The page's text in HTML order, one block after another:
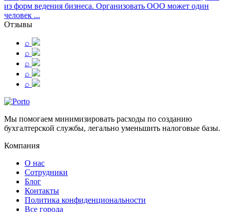
из форм ведения бизнеса. Организовать ООО может один
человек ...
Отзывы
⌕
⌕
⌕
⌕
⌕
Мы помогаем минимизировать расходы по созданию
бухгалтерской службы, легально уменьшить налоговые базы.
Компания
О нас
Сотрудники
Блог
Контакты
Политика конфиденциональности
Все города